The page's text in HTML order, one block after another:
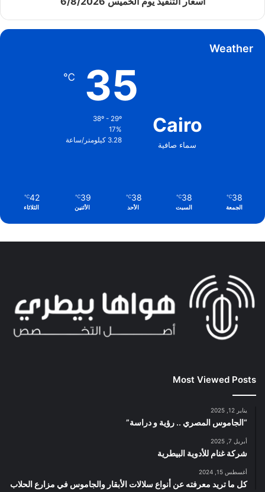
Weather
Cairo
سماء صافية
35
℃
38º - 29º
17%
3.28 كيلومتر/ساعة
38
℃
الجمعة
38
℃
السبت
38
℃
الأحد
39
℃
الأثنين
42
℃
الثلاثاء
Most Viewed Posts
يناير 12, 2025
“الجاموس المصري .. رؤية و دراسة”
أبريل 7, 2025
شركة غنام للأدوية البيطرية
أغسطس 15, 2024
كل ما تريد معرفته عن أنواع سلالات الأبقار والجاموس في مزارع الحلاب